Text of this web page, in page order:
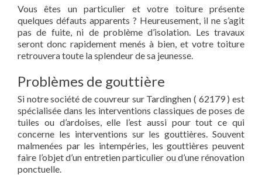
Vous êtes un particulier et votre toiture présente
quelques défauts apparents ? Heureusement, il ne s’agit
pas de fuite, ni de problème d’isolation. Les travaux
seront donc rapidement menés à bien, et votre toiture
retrouvera toute la splendeur de sa jeunesse.
Problèmes de gouttière
Si notre société de couvreur sur Tardinghen ( 62179 ) est
spécialisée dans les interventions classiques de poses de
tuiles ou d’ardoises, elle l’est aussi pour tout ce qui
concerne les interventions sur les gouttières. Souvent
malmenées par les intempéries, les gouttières peuvent
faire l’objet d’un entretien particulier ou d’une rénovation
ponctuelle.